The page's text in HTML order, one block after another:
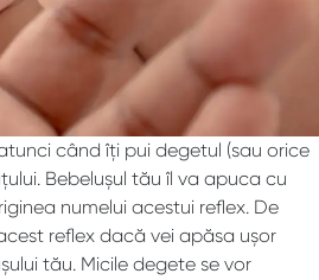
când îți pui degetul (sau orice
Bebelușul tău îl va apuca cu
numelui acestui reflex. De
reflex dacă vei apăsa ușor
tău. Micile degete se vor